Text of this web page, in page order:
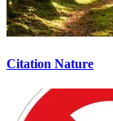
Citation Nature